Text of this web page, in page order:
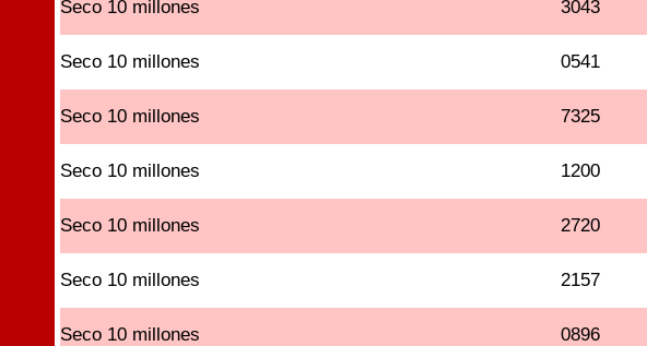
Seco 10 millones 3043
Seco 10 millones 0541
Seco 10 millones 7325
Seco 10 millones 1200
Seco 10 millones 2720
Seco 10 millones 2157
Seco 10 millones 0896